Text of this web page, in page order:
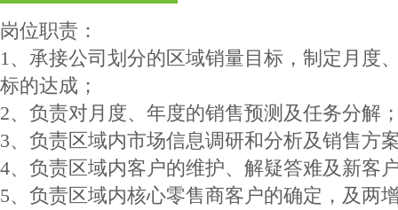
岗位职责：
1、承接公司划分的区域销量目标，制定月度
标的达成；
2、负责对月度、年度的销售预测及任务分解
3、负责区域内市场信息调研和分析及销售方
4、负责区域内客户的维护、解疑答难及新客
5、负责区域内核心零售商客户的确定，及两